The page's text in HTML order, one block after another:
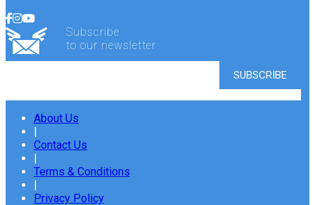
Subscribe
to our newsletter
About Us
|
Contact Us
|
Terms & Conditions
|
Privacy Policy